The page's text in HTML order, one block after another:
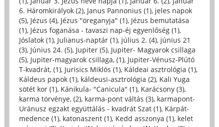
6. Háromkirályok (2), Janus Pannonius (1), jeles napok
(5), Jézus (4), Jézus "öreganyja" (1), Jézus bemutatása
(1), Jézus foganása - tavaszi nap-éj egyenlőség (1),
Jóslatok (1), Julianus-naptár (1), július 2. (4), június 21
(3), Június 24. (5), Jupiter (5), Jupiter- Magyarok csillaga
(5), Jupiter-magyarok csillaga, (1), Jupiter-Vénusz-Plútó
T-kvadrát, (1), Jurisics Miklós (1), Káldeai asztrológia (1),
Káldeus papok (1), káldeusi-asztrológia (2), Kali Yuga
sötét kor (1), Kánikula- "Canicula" (1), Karácsony (3),
karma törvénye, (2), karma-pont váltás (3), karmapont-
Uránusz egzakt együttálás - kvadrát Szat (1), Kárpát-
medence (1), katonaszent (1), Kedd asszonya (1), kelet